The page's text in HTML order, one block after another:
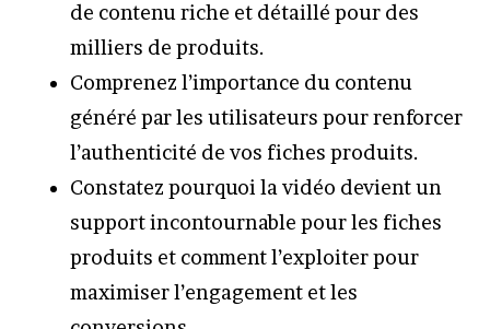
de contenu riche et détaillé pour des
milliers de produits.
Comprenez l’importance du contenu
généré par les utilisateurs pour renforcer
l’authenticité de vos fiches produits.
Constatez pourquoi la vidéo devient un
support incontournable pour les fiches
produits et comment l’exploiter pour
maximiser l’engagement et les